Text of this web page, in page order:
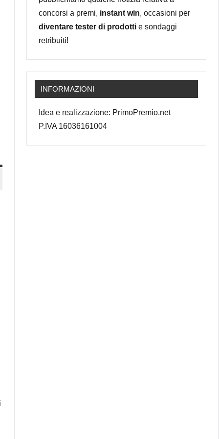
concorsi a premi, instant win, occasioni per
diventare tester di prodotti e sondaggi
retribuiti!
INFORMAZIONI
Idea e realizzazione: PrimoPremio.net
P.IVA 16036161004